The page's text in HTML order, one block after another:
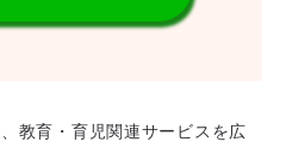
教育・育児関連サービスを広